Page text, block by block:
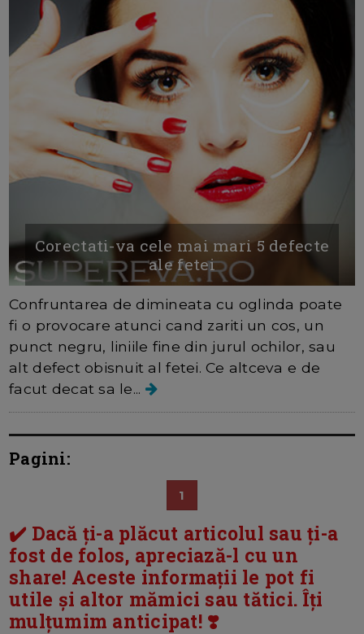
Corectati-va cele mai mari 5 defecte
ale fetei
Confruntarea de dimineata cu oglinda poate
fi o provocare atunci cand zariti un cos, un
punct negru, liniile fine din jurul ochilor, sau
alt defect obisnuit al fetei. Ce altceva e de
facut decat sa le...
Pagini:
1
✔️ Dacă ți-a plăcut articolul sau ți-a
fost de folos, apreciază-l cu un
share! Aceste informații le pot fi
utile și altor mămici sau tătici. Îți
mulțumim anticipat! ❣️